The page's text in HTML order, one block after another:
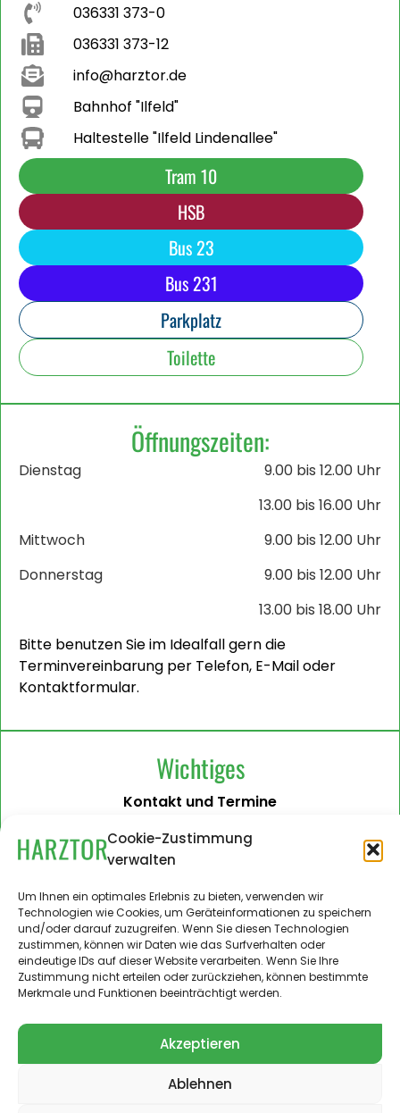
Cookie-Zustimmung
verwalten
Um Ihnen ein optimales Erlebnis zu bieten, verwenden wir
Technologien wie Cookies, um Geräteinformationen zu speichern
und/oder darauf zuzugreifen. Wenn Sie diesen Technologien
zustimmen, können wir Daten wie das Surfverhalten oder
eindeutige IDs auf dieser Website verarbeiten. Wenn Sie Ihre
Zustimmung nicht erteilen oder zurückziehen, können bestimmte
Merkmale und Funktionen beeinträchtigt werden.
Akzeptieren
Ablehnen
036331 373-0
036331 373-12
info@harztor.de
Bahnhof "Ilfeld"
Haltestelle "Ilfeld Lindenallee"
Tram 10
HSB
Bus 23
Bus 231
Parkplatz
Toilette
Öffnungszeiten:
Dienstag
9.00 bis 12.00 Uhr
13.00 bis 16.00 Uhr
Mittwoch
9.00 bis 12.00 Uhr
Donnerstag
9.00 bis 12.00 Uhr
13.00 bis 18.00 Uhr
Bitte benutzen Sie im Idealfall gern die
Terminvereinbarung per Telefon, E-Mail oder
Kontaktformular.
Wichtiges
Kontakt und Termine
Barrierefreiheit
Impressum
Datenschutzerklärung
Administration
Harztor.de als Web-App
auf
iPhone und Android
© 2024 – 2026 Landgemeinde Harztor. Alle Rechte